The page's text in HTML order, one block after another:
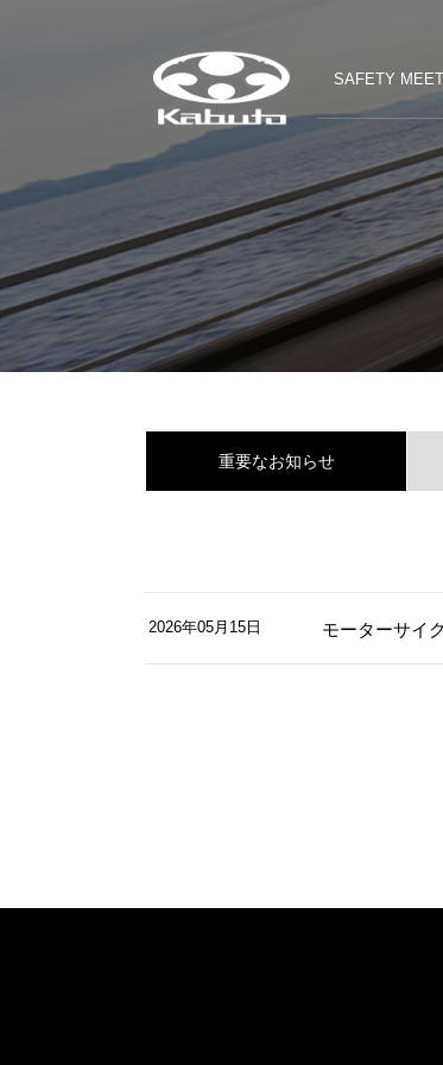
SAFETY
重要なお知らせ
2026年05月15日 モーターサイ